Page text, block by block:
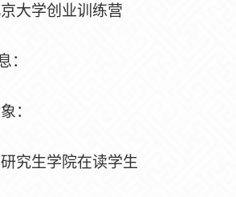
大学创业训练营
：
：
究生学院在读学生